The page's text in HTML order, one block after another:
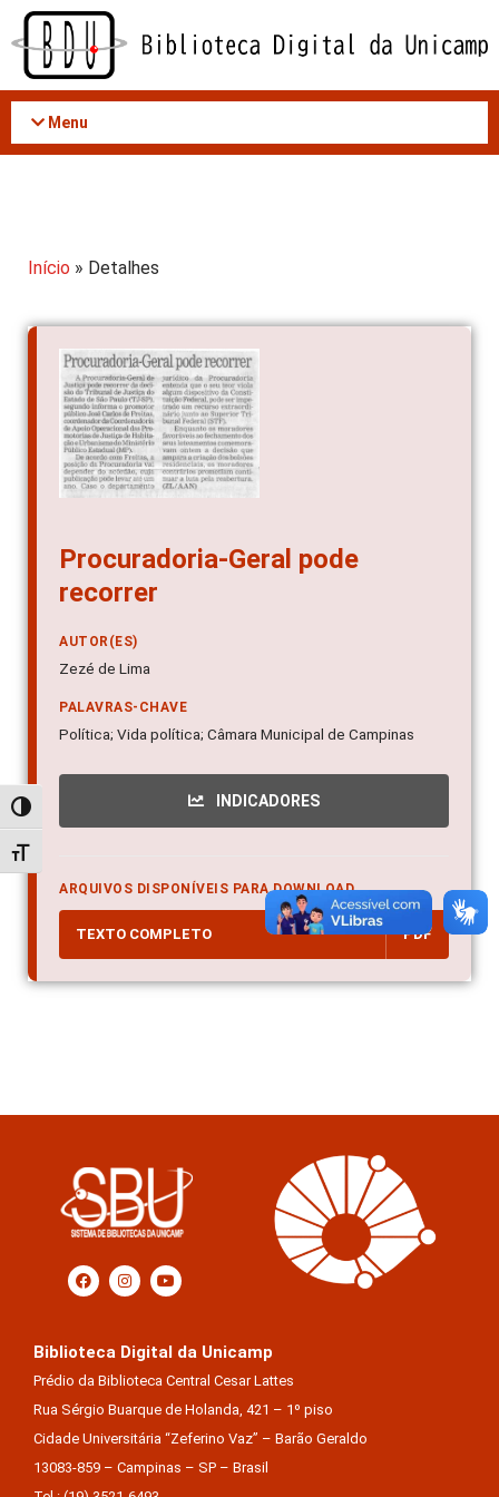
Acessar
conteúdo
Alternar alto contraste
Alternar tamanho da fonte
Menu
Início » Detalhes
Procuradoria-Geral pode
recorrer
AUTOR(ES)
Zezé de Lima
PALAVRAS-CHAVE
Política; Vida política; Câmara Municipal de Campinas
INDICADORES
ARQUIVOS DISPONÍVEIS PARA DOWNLOAD
TEXTO COMPLETO PDF
Biblioteca Digital da Unicamp
Prédio da Biblioteca Central Cesar Lattes
Rua Sérgio Buarque de Holanda, 421 – 1º piso
Cidade Universitária “Zeferino Vaz” – Barão Geraldo
13083-859 – Campinas – SP – Brasil